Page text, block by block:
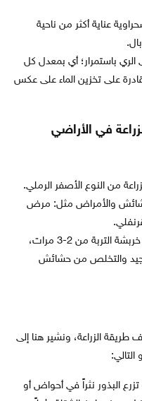
عناية أكثر من ناحية
الري باستمرار؛ أي بمعدل كل
على تخزين الماء على عكس
في الأراضي
من النوع الأصفر الرملي.
والأمراض مثل: مرض
يجب عزق البصل وذلك من خلال خربشة التربة من 2-3 مرات،
جيد والتخلص من حشائش
طريقة الزراعة، ونشير هنا إلى
التالي:
البذور نثراً في أحواض أو